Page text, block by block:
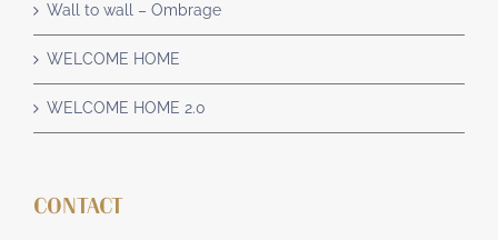
Wall to wall – Ombrage
WELCOME HOME
WELCOME HOME 2.0
CONTACT